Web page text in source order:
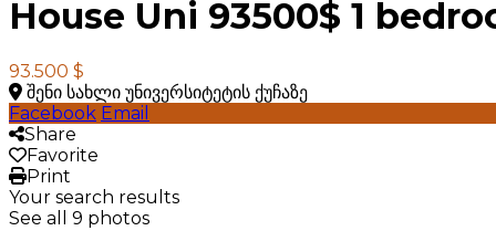
House Uni 93500$ 1
93.500 $
შენი სახლი უნივერსიტეტის ქუჩაზე
Facebook Email
Share
Favorite
Print
Your search results
See all 9 photos